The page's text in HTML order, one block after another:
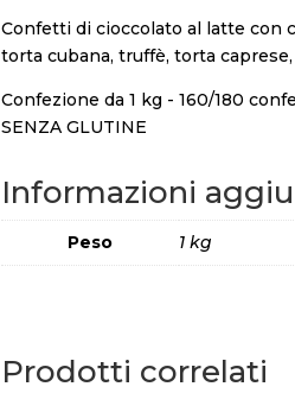
Confetti di cioccolato al latte con
torta cubana, truffè, torta
Confezione da 1 kg - 160/180
SENZA GLUTINE
Informazioni
Peso 1 kg
Prodotti correlati